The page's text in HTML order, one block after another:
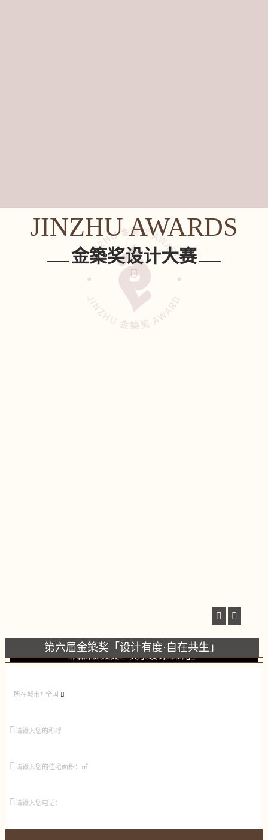
JINZHU AWARDS
金築奖设计大赛
第六届金築奖「设计有度·自在共生」
第五届金築奖「设计向上·质造美好」
第四届金築奖「设计为先」
第三届金築奖「敬畏设计」
第二届金築奖「以设计见未来」
首届金築奖「美学设计革命」
所在城市* 全国